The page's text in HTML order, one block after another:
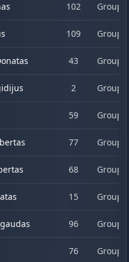
102 Group
109 Group
43 Group
2 Group
59 Group
77 Group
68 Group
15 Group
96 Group
76 Group